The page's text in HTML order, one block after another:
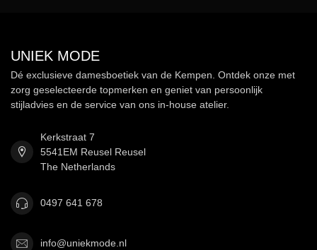
UNIEK MODE
Dé exclusieve damesboetiek van de Kempen. Ontdek onze met
zorg geselecteerde topmerken en geniet van persoonlijk
stijladvies en de service van ons in-house atelier.
Kerkstraat 7
5541EM Reusel Reusel
The Netherlands
0497 641 678
info@uniekmode.nl